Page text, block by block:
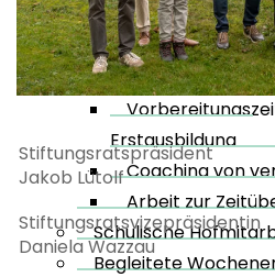
Obstfachmann
Abklärung von
beruflicher
Erstausbildung
Coaching von
Arbeit zur
Schulische
Begleitete
Stiftungsratspräsident
Jakob Lütolf
Stiftungsratsvizepräsidentin
Daniela Wazzau